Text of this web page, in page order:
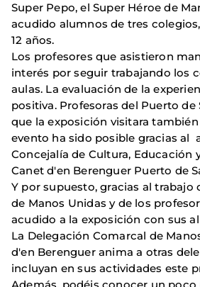
Super Pepo, el Super Héroe de
acudido alumnos de tres
12 años.
Los profesores que asistieron
interés por seguir trabajando los
aulas. La evaluación de la
positiva. Profesoras del Puerto
que la exposición visitara
evento ha sido posible gracias al
Concejalía de Cultura, Educación
Canet d'en Berenguer Puerto de
Y por supuesto, gracias al trabajo
de Manos Unidas y de los
acudido a la exposición con sus
La Delegación Comarcal de
d'en Berenguer anima a otras
incluyan en sus actividades este